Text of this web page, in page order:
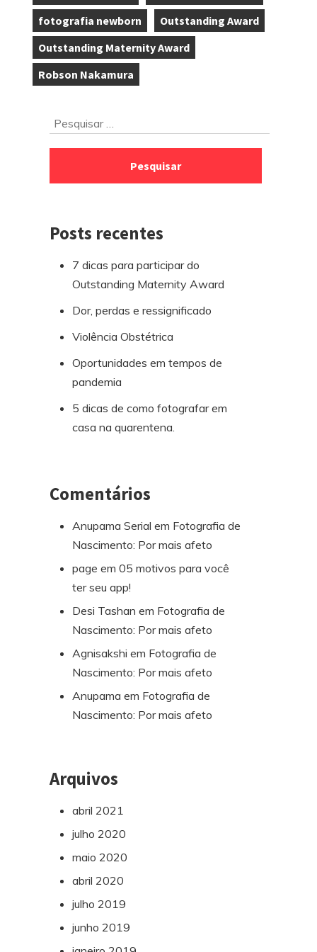
,
fotografia newborn
Outstanding Award
,
Outstanding Maternity Award
Robson Nakamura
Pesquisar
Posts recentes
7 dicas para participar do
Outstanding Maternity Award
Dor, perdas e ressignificado
Violência Obstétrica
Oportunidades em tempos de
pandemia
5 dicas de como fotografar em
casa na quarentena.
Comentários
Anupama Serial em Fotografia de
Nascimento: Por mais afeto
page em 05 motivos para você
ter seu app!
Desi Tashan em Fotografia de
Nascimento: Por mais afeto
Agnisakshi em Fotografia de
Nascimento: Por mais afeto
Anupama em Fotografia de
Nascimento: Por mais afeto
Arquivos
abril 2021
julho 2020
maio 2020
abril 2020
julho 2019
junho 2019